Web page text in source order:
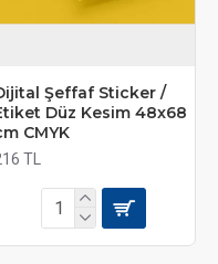
Şeffaf Sticker /
Düz Kesim 48x68
CMYK
TL